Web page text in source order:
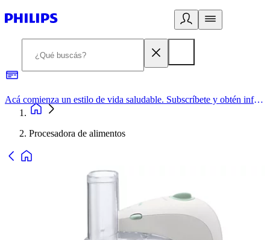
Acá comienza un estilo de vida saludable. Subscríbete y obtén información de primera mano
Procesadora de alimentos